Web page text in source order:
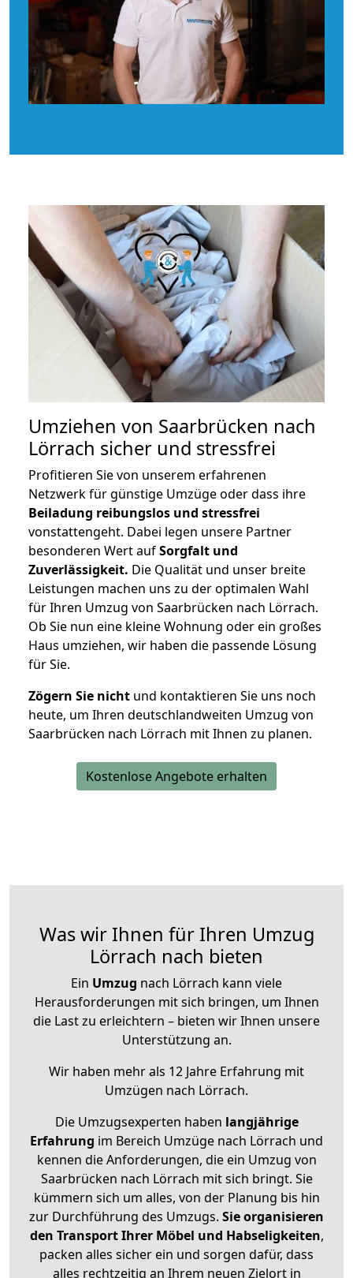
Umziehen von Saarbrücken nach
Lörrach sicher und stressfrei
Profitieren Sie von unserem erfahrenen
Netzwerk für günstige Umzüge oder dass ihre
Beiladung reibungslos und stressfrei
vonstattengeht. Dabei legen unsere Partner
besonderen Wert aufSorgfalt und
Zuverlässigkeit. Die Qualität und unser breite
Leistungen machen uns zu der optimalen Wahl
für Ihren Umzug von Saarbrücken nach Lörrach.
Ob Sie nun eine kleine Wohnung oder ein großes
Haus umziehen, wir haben die passende Lösung
für Sie.
Zögern Sie nicht und kontaktieren Sie uns noch
heute, um Ihren deutschlandweiten Umzug von
Saarbrücken nach Lörrach mit Ihnen zu planen.
Kostenlose Angebote erhalten
Was wir Ihnen für Ihren Umzug
Lörrach nach bieten
Ein Umzug nach Lörrach kann viele
Herausforderungen mit sich bringen, um Ihnen
die Last zu erleichtern – bieten wir Ihnen unsere
Unterstützung an.
Wir haben mehr als 12 Jahre Erfahrung mit
Umzügen nach Lörrach.
Die Umzugsexperten haben langjährige
Erfahrung im Bereich Umzüge nach Lörrach und
kennen die Anforderungen, die ein Umzug von
Saarbrücken nach Lörrach mit sich bringt. Sie
kümmern sich um alles, von der Planung bis hin
zur Durchführung des Umzugs. Sie organisieren
den Transport Ihrer Möbel und Habseligkeiten,
packen alles sicher ein und sorgen dafür, dass
alles rechtzeitig an Ihrem neuen Zielort in